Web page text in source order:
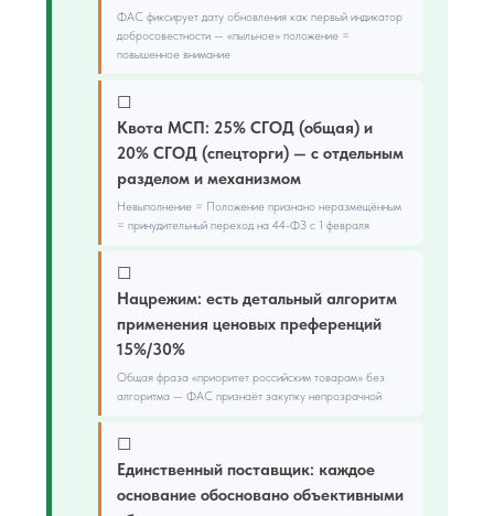
ФАС фиксирует дату обновления как первый индикатор
добросовестности — «пыльное» положение =
повышенное внимание
☐
Квота МСП: 25% СГОД (общая) и
20% СГОД (спецторги) — с отдельным
разделом и механизмом
Невыполнение = Положение признано неразмещённым
= принудительный переход на 44-ФЗ с 1 февраля
☐
Нацрежим: есть детальный алгоритм
применения ценовых преференций
15%/30%
Общая фраза «приоритет российским товарам» без
алгоритма — ФАС признаёт закупку непрозрачной
☐
Единственный поставщик: каждое
основание обосновано объективными